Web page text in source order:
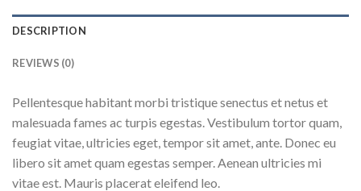
DESCRIPTION
REVIEWS (0)
Pellentesque habitant morbi tristique senectus et netus et
malesuada fames ac turpis egestas. Vestibulum tortor quam,
feugiat vitae, ultricies eget, tempor sit amet, ante. Donec eu
libero sit amet quam egestas semper. Aenean ultricies mi
vitae est. Mauris placerat eleifend leo.